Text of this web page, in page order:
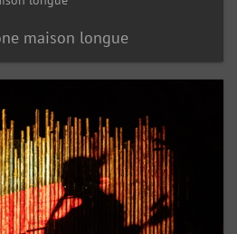
maison longue